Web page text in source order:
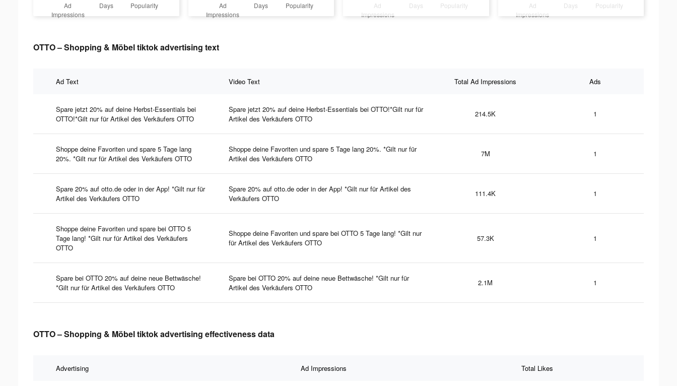
Ad
Impressions
Days Popularity
Ad
Impressions
Days Popularity
Ad
Impressions
Days Popularity
Ad
Impressions
Days Popularity
OTTO – Shopping & Möbel tiktok advertising text
Ad Text Video Text Total Ad Impressions Ads
Spare jetzt 20% auf deine Herbst-Essentials bei
OTTO!*Gilt nur für Artikel des Verkäufers OTTO
Spare jetzt 20% auf deine Herbst-Essentials bei OTTO!*Gilt nur für
Artikel des Verkäufers OTTO
214.5K 1
Shoppe deine Favoriten und spare 5 Tage lang
20%. *Gilt nur für Artikel des Verkäufers OTTO
Shoppe deine Favoriten und spare 5 Tage lang 20%. *Gilt nur für
Artikel des Verkäufers OTTO
7M 1
Spare 20% auf otto.de oder in der App! *Gilt nur für
Artikel des Verkäufers OTTO
Spare 20% auf otto.de oder in der App! *Gilt nur für Artikel des
Verkäufers OTTO
111.4K 1
Shoppe deine Favoriten und spare bei OTTO 5
Tage lang! *Gilt nur für Artikel des Verkäufers
OTTO
Shoppe deine Favoriten und spare bei OTTO 5 Tage lang! *Gilt nur
für Artikel des Verkäufers OTTO
57.3K 1
Spare bei OTTO 20% auf deine neue Bettwäsche!
*Gilt nur für Artikel des Verkäufers OTTO
Spare bei OTTO 20% auf deine neue Bettwäsche! *Gilt nur für
Artikel des Verkäufers OTTO
2.1M 1
OTTO – Shopping & Möbel tiktok advertising effectiveness data
Advertising Ad Impressions Total Likes